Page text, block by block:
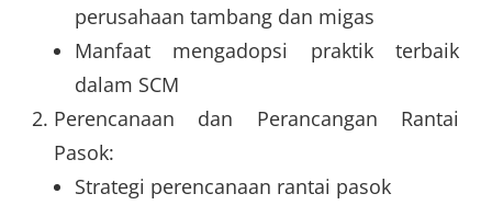
perusahaan tambang dan migas
Manfaat mengadopsi praktik terbaik
dalam SCM
Perencanaan dan Perancangan Rantai
Pasok:
Strategi perencanaan rantai pasok